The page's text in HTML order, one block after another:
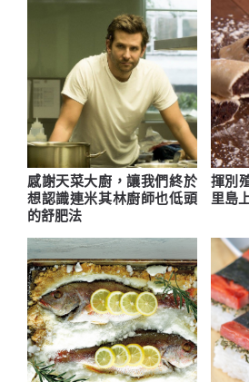
感謝天菜大廚，讓我們終於
想認識連米其林廚師也低頭
的舒肥法
揮別
里島